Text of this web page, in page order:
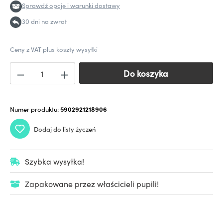
Sprawdź opcje i warunki dostawy
30 dni na zwrot
Ceny z VAT plus koszty wysyłki
Do koszyka
Do koszyka
Numer produktu:5902921218906
Dodaj do listy życzeń
Szybka wysyłka!
Zapakowane przez właścicieli pupili!